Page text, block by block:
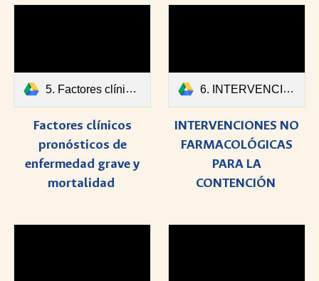
5. Factores clínicos pronósticos de enfermedad grave y mortalidad.pdf
Factores clínicos
pronósticos de
enfermedad grave y
mortalidad
6. INTERVENCIONES NO FARMACOLÓGICAS PARA LA CONTENCIÓN.pdf
INTERVENCIONES NO
FARMACOLÓGICAS
PARA LA
CONTENCIÓN